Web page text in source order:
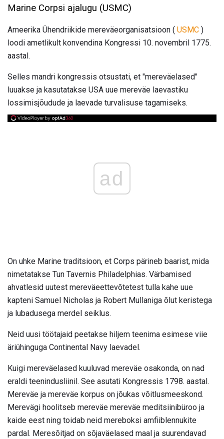
Marine Corpsi ajalugu (USMC)
Ameerika Ühendriikide mereväeorganisatsioon ( USMC )
loodi ametlikult konvendina Kongressi 10. novembril 1775.
aastal.
Selles mandri kongressis otsustati, et "mereväelased"
luuakse ja kasutatakse USA uue mereväe laevastiku
lossimisjõudude ja laevade turvalisuse tagamiseks.
ad
On uhke Marine traditsioon, et Corps pärineb baarist, mida
nimetatakse Tun Tavernis Philadelphias. Värbamised
ahvatlesid uutest mereväeettevõtetest tulla kahe uue
kapteni Samuel Nicholas ja Robert Mullaniga õlut keristega
ja lubadusega merdel seiklus.
Neid uusi töötajaid peetakse hiljem teenima esimese viie
äriühinguga Continental Navy laevadel.
Kuigi mereväelased kuuluvad mereväe osakonda, on nad
eraldi teenindusliinil. See asutati Kongressis 1798. aastal.
Mereväe ja mereväe korpus on jõukas võitlusmeeskond.
Merevägi hoolitseb mereväe mereväe meditsiinibüroo ja
kaide eest ning toidab neid mereboksi amfiiblennukite
pardal. Meresõitjad on sõjaväelased maal ja suurendavad